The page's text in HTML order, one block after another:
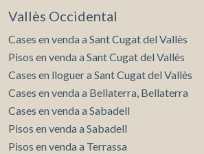
Vallès Occidental
Cases en venda a Sant Cugat del Vallès
Pisos en venda a Sant Cugat del Vallès
Cases en lloguer a Sant Cugat del Vallès
Cases en venda a Bellaterra, Bellaterra
Cases en venda a Sabadell
Pisos en venda a Sabadell
Pisos en venda a Terrassa